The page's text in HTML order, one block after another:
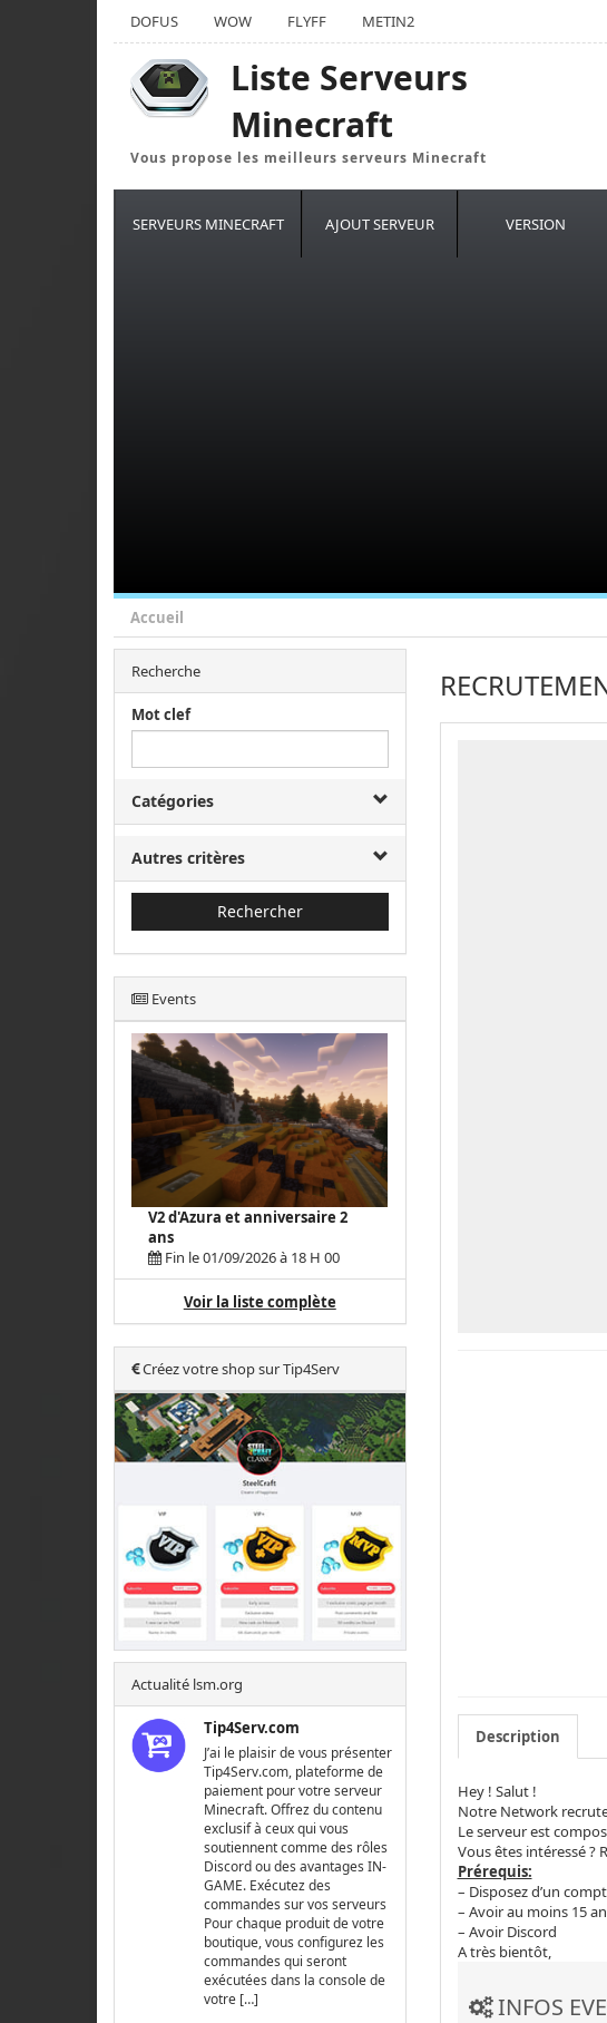
DOFUS WOW FLYFF METIN2
Liste Serveurs
Minecraft
Vous propose les meilleurs serveurs Minecraft
SERVEURS MINECRAFT AJOUT SERVEUR VERSION
Accueil
Recherche
Mot clef
Catégories
Autres critères
Rechercher
Events
V2 d'Azura et anniversaire 2
ans
Fin le 01/09/2026 à 18 H 00
Voir la liste complète
Créez votre shop sur Tip4Serv
Actualité lsm.org
Tip4Serv.com
J’ai le plaisir de vous présenter
Tip4Serv.com, plateforme de
paiement pour votre serveur
Minecraft. Offrez du contenu
exclusif à ceux qui vous
soutiennent comme des rôles
Discord ou des avantages IN-
GAME. Exécutez des
commandes sur vos serveurs
Pour chaque produit de votre
boutique, vous configurez les
commandes qui seront
exécutées dans la console de
votre […]
Description
Hey ! Salut !
Notre Network
Le serveur est
Vous êtes intéressé ?
Prérequis:
– Disposez d’un
– Avoir au moins 15
– Avoir Discord
A très bientôt,
INFOS